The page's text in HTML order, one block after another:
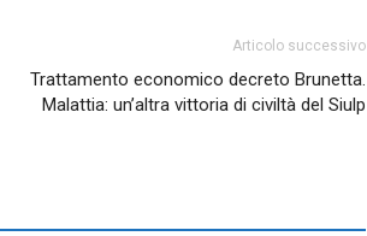
Articolo successivo
Trattamento economico decreto Brunetta.
Malattia: un’altra vittoria di civiltà del Siulp